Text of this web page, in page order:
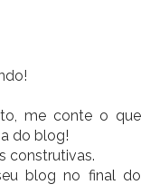
me conte o que
do blog!
construtivas.
blog no final do